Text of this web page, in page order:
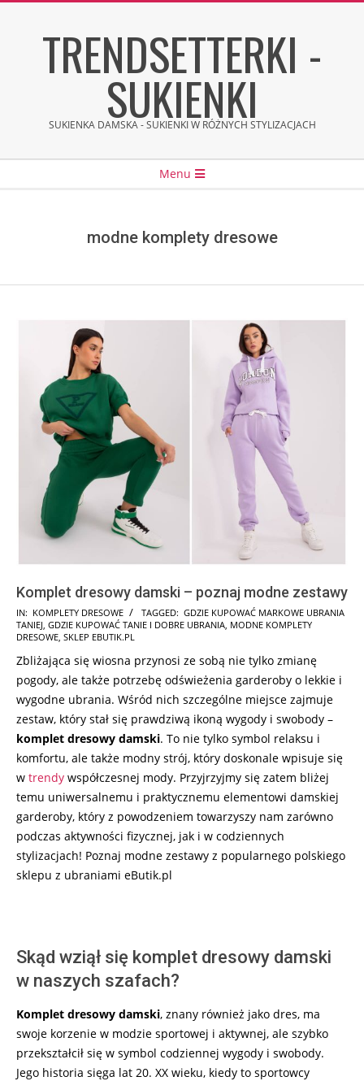
TRENDSETTERKI -
SUKIENKI
SUKIENKA DAMSKA - SUKIENKI W RÓŻNYCH STYLIZACJACH
Menu
modne komplety dresowe
Komplet dresowy damski – poznaj modne zestawy
2026-
01-
IN: KOMPLETY DRESOWE TAGGED: GDZIE KUPOWAĆ MARKOWE UBRANIA
TANIEJ, GDZIE KUPOWAĆ TANIE I DOBRE UBRANIA, MODNE KOMPLETY
DRESOWE, SKLEP EBUTIK.PL
Zbliżająca się wiosna przynosi ze sobą nie tylko zmianę
pogody, ale także potrzebę odświeżenia garderoby o lekkie i
wygodne ubrania. Wśród nich szczególne miejsce zajmuje
zestaw, który stał się prawdziwą ikoną wygody i swobody –
komplet dresowy damski. To nie tylko symbol relaksu i
komfortu, ale także modny strój, który doskonale wpisuje się
w trendy współczesnej mody. Przyjrzyjmy się zatem bliżej
temu uniwersalnemu i praktycznemu elementowi damskiej
garderoby, który z powodzeniem towarzyszy nam zarówno
podczas aktywności fizycznej, jak i w codziennych
stylizacjach! Poznaj modne zestawy z popularnego polskiego
sklepu z ubraniami eButik.pl
Skąd wziął się komplet dresowy damski
w naszych szafach?
Komplet dresowy damski, znany również jako dres, ma
swoje korzenie w modzie sportowej i aktywnej, ale szybko
przekształcił się w symbol codziennej wygody i swobody.
Jego historia sięga lat 20. XX wieku, kiedy to sportowcy